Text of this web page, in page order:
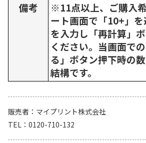
備考
※11点以上、ご購入
ート画面で「10+」
を入力し「再計算」
ください。当画面で
る」ボタン押下時の
結構です。
販売者
マイプリント株式会社
TEL
0120-710-132